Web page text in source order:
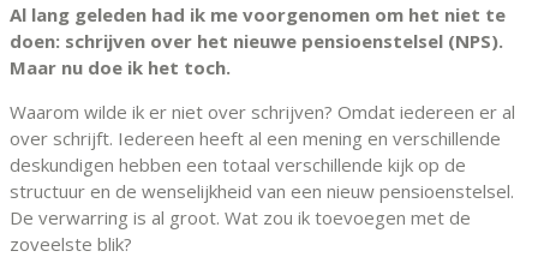
Al lang geleden had ik me voorgenomen om het niet te
doen: schrijven over het nieuwe pensioenstelsel (NPS).
Maar nu doe ik het toch.
Waarom wilde ik er niet over schrijven? Omdat iedereen er al
over schrijft. Iedereen heeft al een mening en verschillende
deskundigen hebben een totaal verschillende kijk op de
structuur en de wenselijkheid van een nieuw pensioenstelsel.
De verwarring is al groot. Wat zou ik toevoegen met de
zoveelste blik?